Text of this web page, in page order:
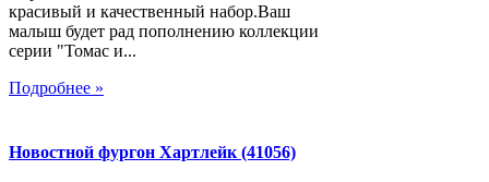
красивый и качественный набор.Ваш
малыш будет рад пополнению коллекции
серии "Томас и...
Подробнее »
Новостной фургон Хартлейк (41056)